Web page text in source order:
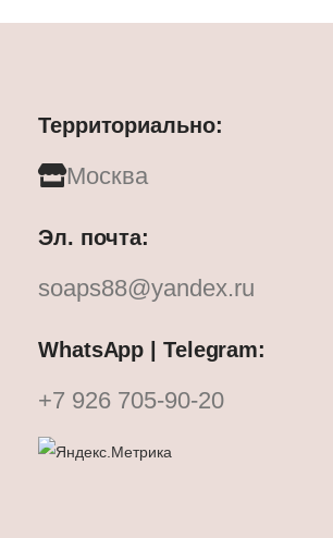
Территориально:
Москва
Эл. почта:
soaps88@yandex.ru
WhatsApp | Telegram:
+7 926 705-90-20